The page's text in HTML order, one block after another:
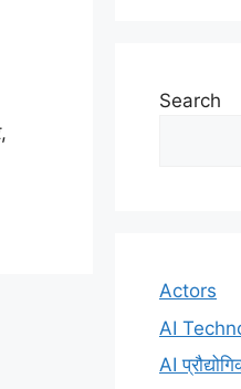
Search
Actors
AI
AI